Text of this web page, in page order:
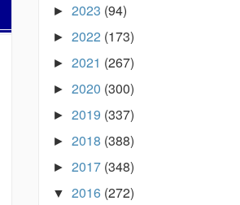
► 2023 (94)
► 2022 (173)
► 2021 (267)
► 2020 (300)
► 2019 (337)
► 2018 (388)
► 2017 (348)
▼ 2016 (272)